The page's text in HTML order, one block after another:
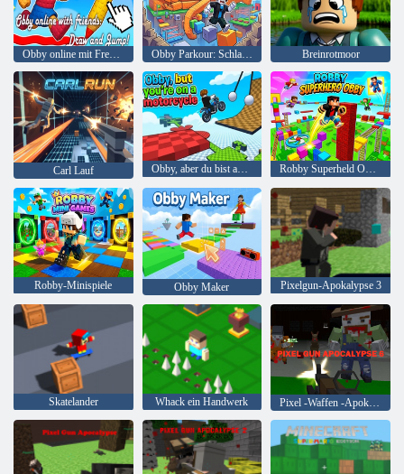
Obby online mit Freunden: Zeichnen und springen! Obby Parkour: Schlafende Brainrots Breinrotmoor
Carl Lauf Obby, aber du bist auf einem Motorrad Robby Superheld Obby
Robby-Minispiele Obby Maker Pixelgun-Apokalypse 3
Skatelander Whack ein Handwerk Pixel -Waffen -Apokalypse 6